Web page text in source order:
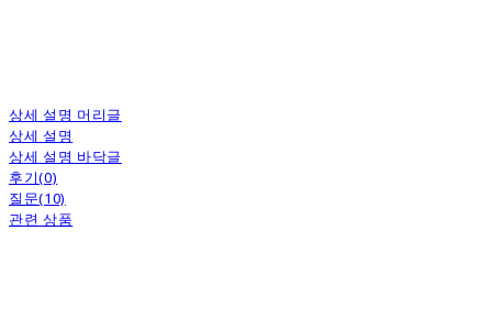
상세 설명 머리글
상세 설명
상세 설명 바닥글
후기(0)
질문(10)
관련 상품